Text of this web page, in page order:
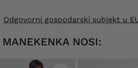
Odgovorni gospodarski subjekt u
MANEKENKA NOSI: